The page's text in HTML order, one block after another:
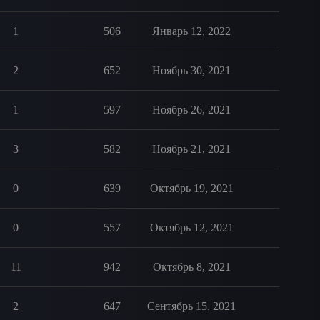
1 506 Январь 12, 2022
2 652 Ноябрь 30, 2021
1 597 Ноябрь 26, 2021
3 582 Ноябрь 21, 2021
0 639 Октябрь 19, 2021
0 557 Октябрь 12, 2021
11 942 Октябрь 8, 2021
2 647 Сентябрь 15, 2021